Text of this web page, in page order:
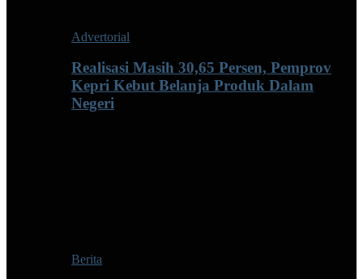
Advertorial
Realisasi Masih 30,65 Persen, Pemprov
Kepri Kebut Belanja Produk Dalam
Negeri
Berita